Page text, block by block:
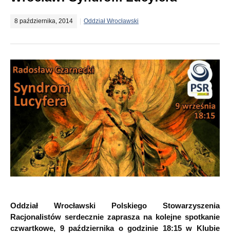
8 października, 2014 Oddział Wrocławski
Oddział Wrocławski Polskiego Stowarzyszenia
Racjonalistów serdecznie zaprasza na kolejne spotkanie
czwartkowe, 9 października o godzinie 18:15 w Klubie